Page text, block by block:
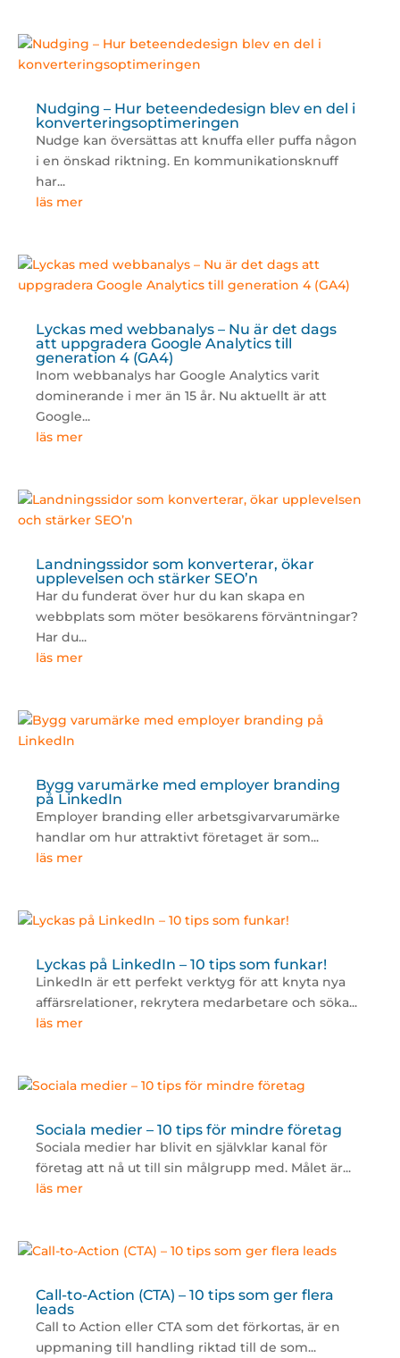
Nudging – Hur beteendedesign blev en del i
konverteringsoptimeringen
Nudge kan översättas att knuffa eller puffa någon
i en önskad riktning. En kommunikationsknuff
har...
läs mer
Lyckas med webbanalys – Nu är det dags
att uppgradera Google Analytics till
generation 4 (GA4)
Inom webbanalys har Google Analytics varit
dominerande i mer än 15 år. Nu aktuellt är att
Google...
läs mer
Landningssidor som konverterar, ökar
upplevelsen och stärker SEO’n
Har du funderat över hur du kan skapa en
webbplats som möter besökarens förväntningar?
Har du...
läs mer
Bygg varumärke med employer branding
på LinkedIn
Employer branding eller arbetsgivarvarumärke
handlar om hur attraktivt företaget är som...
läs mer
Lyckas på LinkedIn – 10 tips som funkar!
LinkedIn är ett perfekt verktyg för att knyta nya
affärsrelationer, rekrytera medarbetare och söka...
läs mer
Sociala medier – 10 tips för mindre företag
Sociala medier har blivit en självklar kanal för
företag att nå ut till sin målgrupp med. Målet är...
läs mer
Call-to-Action (CTA) – 10 tips som ger flera
leads
Call to Action eller CTA som det förkortas, är en
uppmaning till handling riktad till de som...